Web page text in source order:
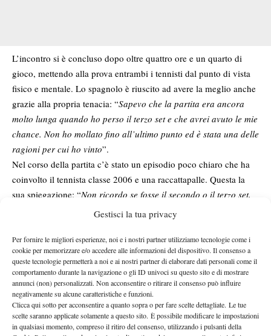
Gestisci la tua privacy
Per fornire le migliori esperienze, noi e i nostri partner utilizziamo tecnologie come i
cookie per memorizzare e/o accedere alle informazioni del dispositivo. Il consenso a
queste tecnologie permetterà a noi e ai nostri partner di elaborare dati personali come il
comportamento durante la navigazione o gli ID univoci su questo sito e di mostrare
annunci (non) personalizzati. Non acconsentire o ritirare il consenso può influire
negativamente su alcune caratteristiche e funzioni.
Clicca qui sotto per acconsentire a quanto sopra o per fare scelte dettagliate. Le tue
scelte saranno applicate solamente a questo sito. È possibile modificare le impostazioni
in qualsiasi momento, compreso il ritiro del consenso, utilizzando i pulsanti della
L’incontro si è concluso dopo oltre quattro ore e un quarto di
gioco, mettendo alla prova entrambi i tennisti dal punto di vista
fisico e mentale. Lo spagnolo è riuscito ad avere la meglio anche
grazie alla propria tenacia: “Sapevo che la partita era ancora
molto lunga quando ho perso il terzo set e che avrei avuto le mie
chance. Non ho mollato fino all’ultimo punto ed è stata una delle
ragioni per cui ho vinto”.
Nel corso della partita c’è stato un episodio poco chiaro che ha
coinvolto il tennista classe 2006 e una raccattapalle. Questa la
sua spiegazione: “Non ricordo se fosse il secondo o il terzo set,
la raccattapalle è passata dietro di me, ma non l’ho colpita.
campo”.
STILE DI GIOCO E IDOLI TRA PASSATO E
PRESENTE
Jodar ha un’ampia scelta riguardo chi scegliere come modello,
essendo connazionale sia di Rafael Nadal che di Carlos Alcaraz.
È consapevole, però, di voler seguire comunque la propria